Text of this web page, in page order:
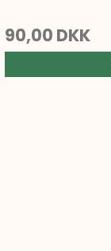
90,00 DKK